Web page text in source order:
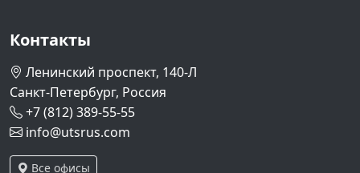
Контакты
Ленинский проспект, 140-Л
Санкт-Петербург, Россия
+7 (812) 389-55-55
info@utsrus.com
Все офисы